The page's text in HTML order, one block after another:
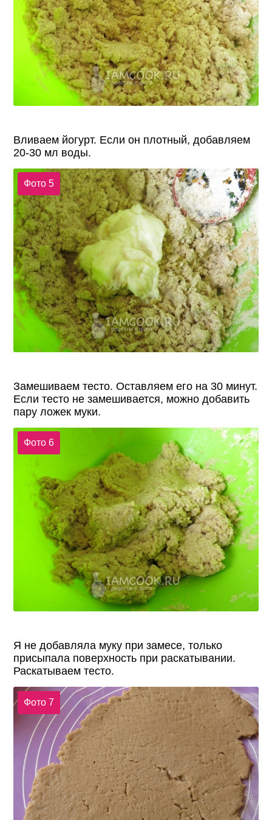
Вливаем йогурт. Если он плотный, добавляем
20-30 мл воды.
Фото 5
Замешиваем тесто. Оставляем его на 30 минут.
Если тесто не замешивается, можно добавить
пару ложек муки.
Фото 6
Я не добавляла муку при замесе, только
присыпала поверхность при раскатывании.
Раскатываем тесто.
Фото 7